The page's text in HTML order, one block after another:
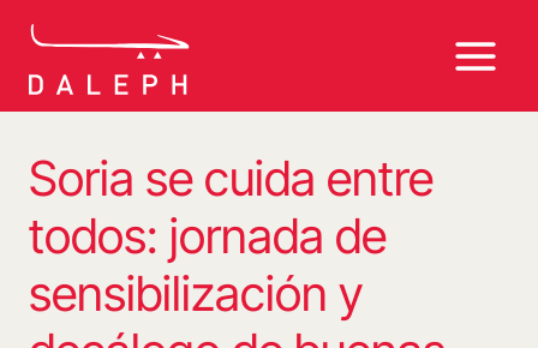
Soria se cuida entre
todos: jornada de
sensibilización y